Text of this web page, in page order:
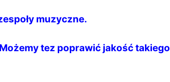
muzyczne.
tez poprawić jakość takiego